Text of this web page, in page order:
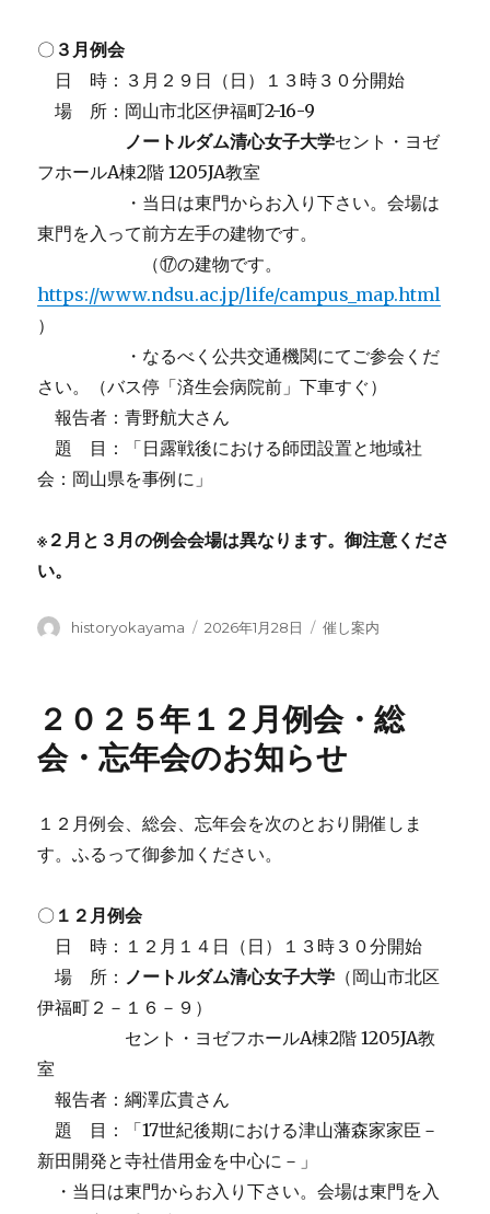
〇 ３月例会
日 時：３月２９日（日）１３時３０分開始
場 所：岡山市北区伊福町2-16-9
ノートルダム清心女子大学セント・ヨゼ
フホールA棟2階 1205JA教室
・当日は東門からお入り下さい。会場は
東門を入って前方左手の建物です。
（⑰の建物です。
https://www.ndsu.ac.jp/life/campus_map.html
）
・なるべく公共交通機関にてご参会くだ
さい。（バス停「済生会病院前」下車すぐ）
報告者：青野航大さん
題 目：「日露戦後における師団設置と地域社
会：岡山県を事例に」
※２月と３月の例会会場は異なります。御注意くださ
い。
投
historyokayama
投
2026年1月28日
カ
ー
催し案内
２０２５年１２月例会・総
会・忘年会のお知らせ
１２月例会、総会、忘年会を次のとおり開催しま
す。ふるって御参加ください。
〇 １２月例会
日 時：１２月１４日（日）１３時３０分開始
場 所： ノートルダム清心女子大学 （岡山市北区
伊福町２－１６－９）
セント・ヨゼフホールA棟2階 1205JA教
室
報告者：綱澤広貴さん
題 目：「17世紀後期における津山藩森家家臣－
新田開発と寺社借用金を中心に－」
・当日は東門からお入り下さい。会場は東門を入